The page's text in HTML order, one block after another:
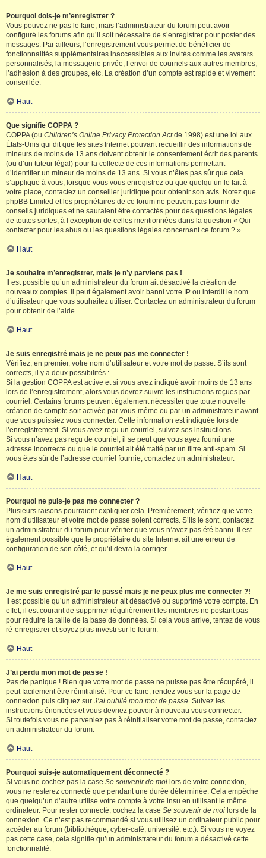
Pourquoi dois-je m’enregistrer ?
Vous pouvez ne pas le faire, mais l’administrateur du forum peut avoir
configuré les forums afin qu’il soit nécessaire de s’enregistrer pour poster des
messages. Par ailleurs, l’enregistrement vous permet de bénéficier de
fonctionnalités supplémentaires inaccessibles aux invités comme les avatars
personnalisés, la messagerie privée, l’envoi de courriels aux autres membres,
l’adhésion à des groupes, etc. La création d’un compte est rapide et vivement
conseillée.
Haut
Que signifie COPPA ?
COPPA (ou Children’s Online Privacy Protection Actde 1998) est une loi aux
États-Unis qui dit que les sites Internet pouvant recueillir des informations de
mineurs de moins de 13 ans doivent obtenir le consentement écrit des parents
(ou d’un tuteur légal) pour la collecte de ces informations permettant
d’identifier un mineur de moins de 13 ans. Si vous n’êtes pas sûr que cela
s’applique à vous, lorsque vous vous enregistrez ou que quelqu’un le fait à
votre place, contactez un conseiller juridique pour obtenir son avis. Notez que
phpBB Limited et les propriétaires de ce forum ne peuvent pas fournir de
conseils juridiques et ne sauraient être contactés pour des questions légales
de toutes sortes, à l’exception de celles mentionnées dans la question « Qui
contacter pour les abus ou les questions légales concernant ce forum ? ».
Haut
Je souhaite m’enregistrer, mais je n’y parviens pas !
Il est possible qu’un administrateur du forum ait désactivé la création de
nouveaux comptes. Il peut également avoir banni votre IP ou interdit le nom
d’utilisateur que vous souhaitez utiliser. Contactez un administrateur du forum
pour obtenir de l’aide.
Haut
Je suis enregistré mais je ne peux pas me connecter !
Vérifiez, en premier, votre nom d’utilisateur et votre mot de passe. S’ils sont
corrects, il y a deux possibilités :
Si la gestion COPPA est active et si vous avez indiqué avoir moins de 13 ans
lors de l’enregistrement, alors vous devrez suivre les instructions reçues par
courriel. Certains forums peuvent également nécessiter que toute nouvelle
création de compte soit activée par vous-même ou par un administrateur avant
que vous puissiez vous connecter. Cette information est indiquée lors de
l’enregistrement. Si vous avez reçu un courriel, suivez ses instructions.
Si vous n’avez pas reçu de courriel, il se peut que vous ayez fourni une
adresse incorrecte ou que le courriel ait été traité par un filtre anti-spam. Si
vous êtes sûr de l’adresse courriel fournie, contactez un administrateur.
Haut
Pourquoi ne puis-je pas me connecter ?
Plusieurs raisons pourraient expliquer cela. Premièrement, vérifiez que votre
nom d’utilisateur et votre mot de passe soient corrects. S’ils le sont, contactez
un administrateur du forum pour vérifier que vous n’avez pas été banni. Il est
également possible que le propriétaire du site Internet ait une erreur de
configuration de son côté, et qu’il devra la corriger.
Haut
Je me suis enregistré par le passé mais je ne peux plus me connecter ?!
Il est possible qu’un administrateur ait désactivé ou supprimé votre compte. En
effet, il est courant de supprimer régulièrement les membres ne postant pas
pour réduire la taille de la base de données. Si cela vous arrive, tentez de vous
ré-enregistrer et soyez plus investi sur le forum.
Haut
J’ai perdu mon mot de passe !
Pas de panique ! Bien que votre mot de passe ne puisse pas être récupéré, il
peut facilement être réinitialisé. Pour ce faire, rendez vous sur la page de
connexion puis cliquez sur J’ai oublié mon mot de passe. Suivez les
instructions énoncées et vous devriez pouvoir à nouveau vous connecter.
Si toutefois vous ne parveniez pas à réinitialiser votre mot de passe, contactez
un administrateur du forum.
Haut
Pourquoi suis-je automatiquement déconnecté ?
Si vous ne cochez pas la case Se souvenir de moi lors de votre connexion,
vous ne resterez connecté que pendant une durée déterminée. Cela empêche
que quelqu’un d’autre utilise votre compte à votre insu en utilisant le même
ordinateur. Pour rester connecté, cochez la case Se souvenir de moi lors de la
connexion. Ce n’est pas recommandé si vous utilisez un ordinateur public pour
accéder au forum (bibliothèque, cyber-café, université, etc.). Si vous ne voyez
pas cette case, cela signifie qu’un administrateur du forum a désactivé cette
fonctionnalité.